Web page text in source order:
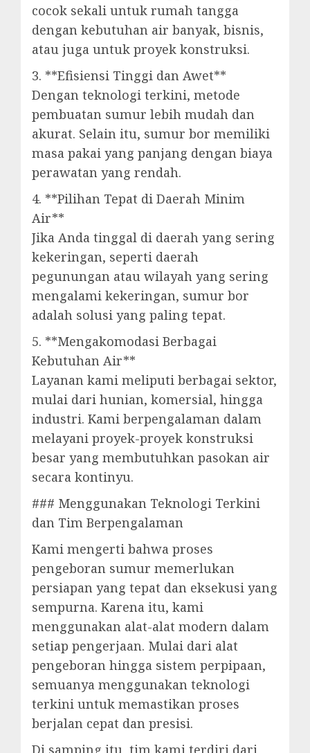
cocok sekali untuk rumah tangga
dengan kebutuhan air banyak, bisnis,
atau juga untuk proyek konstruksi.
3. **Efisiensi Tinggi dan Awet**
Dengan teknologi terkini, metode
pembuatan sumur lebih mudah dan
akurat. Selain itu, sumur bor memiliki
masa pakai yang panjang dengan biaya
perawatan yang rendah.
4. **Pilihan Tepat di Daerah Minim
Air**
Jika Anda tinggal di daerah yang sering
kekeringan, seperti daerah
pegunungan atau wilayah yang sering
mengalami kekeringan, sumur bor
adalah solusi yang paling tepat.
5. **Mengakomodasi Berbagai
Kebutuhan Air**
Layanan kami meliputi berbagai sektor,
mulai dari hunian, komersial, hingga
industri. Kami berpengalaman dalam
melayani proyek-proyek konstruksi
besar yang membutuhkan pasokan air
secara kontinyu.
### Menggunakan Teknologi Terkini
dan Tim Berpengalaman
Kami mengerti bahwa proses
pengeboran sumur memerlukan
persiapan yang tepat dan eksekusi yang
sempurna. Karena itu, kami
menggunakan alat-alat modern dalam
setiap pengerjaan. Mulai dari alat
pengeboran hingga sistem perpipaan,
semuanya menggunakan teknologi
terkini untuk memastikan proses
berjalan cepat dan presisi.
Di samping itu, tim kami terdiri dari